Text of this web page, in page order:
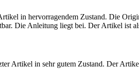
in hervorragendem Zustand. Die
Die Anleitung liegt bei. Der Artikel ist
Artikel in sehr gutem Zustand. Der